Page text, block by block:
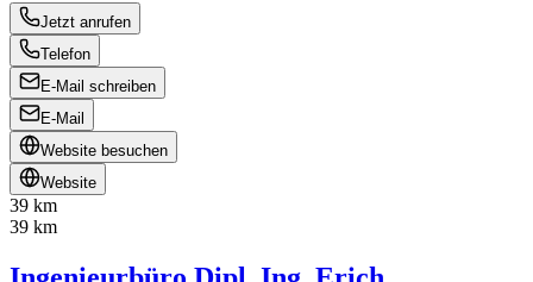
Jetzt anrufen
Telefon
E-Mail schreiben
E-Mail
Website besuchen
Website
39 km
39 km